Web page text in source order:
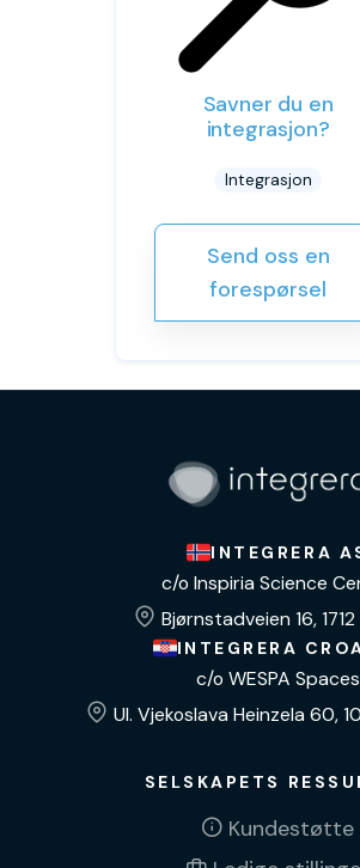
Savner du en
integrasjon?
Integrasjon
Send oss en
forespørsel
INTEGRERA
c/o Inspiria Science
Bjørnstadveien 16,
INTEGRERA
c/o WESPA Spaces
Ul. Vjekoslava Heinzela 60,
SELSKAPETS
Kundestøtte